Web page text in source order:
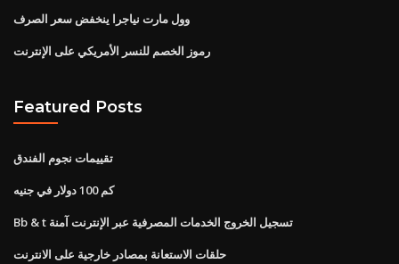
وول مارت نياجرا ينخفض ​​سعر الصرف
رموز الخصم للنسر الأمريكي على الإنترنت
Featured Posts
تقييمات نجوم الفندق
كم 100 دولار في جنيه
Bb & t تسجيل الخروج الخدمات المصرفية عبر الإنترنت آمنة
حلقات الاستعانة بمصادر خارجية على الانترنت